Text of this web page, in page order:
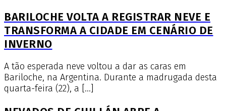
BARILOCHE VOLTA A REGISTRAR NEVE E
TRANSFORMA A CIDADE EM CENÁRIO DE
INVERNO
A tão esperada neve voltou a dar as caras em
Bariloche, na Argentina. Durante a madrugada desta
quarta-feira (22), a […]